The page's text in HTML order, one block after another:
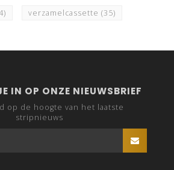
verzamelcassette (35)
IN OP ONZE NIEUWSBRIEF
op de hoogte van het laatste
stripnieuws